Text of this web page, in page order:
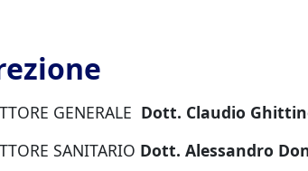
GENERALE Dott. Claudio
SANITARIO Dott. Alessandro